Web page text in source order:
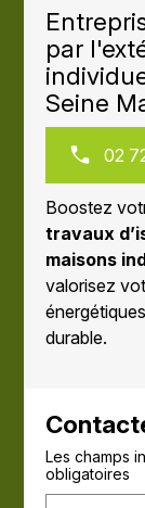
par
Seine
02
Boostez
travaux
maisons
valorisez
durable.
Les champs
obligatoires